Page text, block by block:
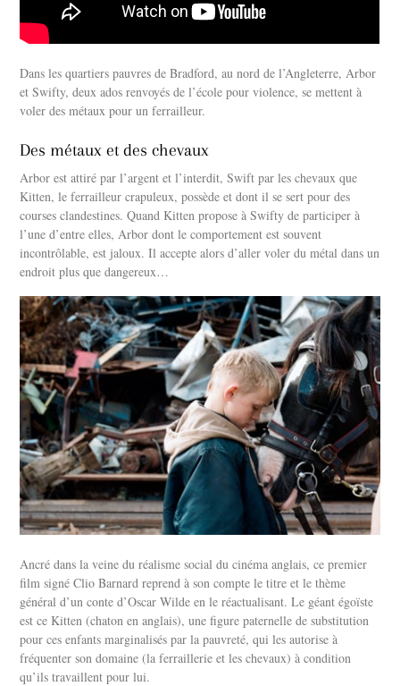
Dans les quartiers pauvres de Bradford, au nord de l’Angleterre, Arbor
et Swifty, deux ados renvoyés de l’école pour violence, se mettent à
voler des métaux pour un ferrailleur.
Des métaux et des chevaux
Arbor est attiré par l’argent et l’interdit, Swift par les chevaux que
Kitten, le ferrailleur crapuleux, possède et dont il se sert pour des
courses clandestines. Quand Kitten propose à Swifty de participer à
l’une d’entre elles, Arbor dont le comportement est souvent
incontrôlable, est jaloux. Il accepte alors d’aller voler du métal dans un
endroit plus que dangereux…
Ancré dans la veine du réalisme social du cinéma anglais, ce premier
film signé Clio Barnard reprend à son compte le titre et le thème
général d’un conte d’Oscar Wilde en le réactualisant. Le géant égoïste
est ce Kitten (chaton en anglais), une figure paternelle de substitution
pour ces enfants marginalisés par la pauvreté, qui les autorise à
fréquenter son domaine (la ferraillerie et les chevaux) à condition
qu’ils travaillent pour lui.